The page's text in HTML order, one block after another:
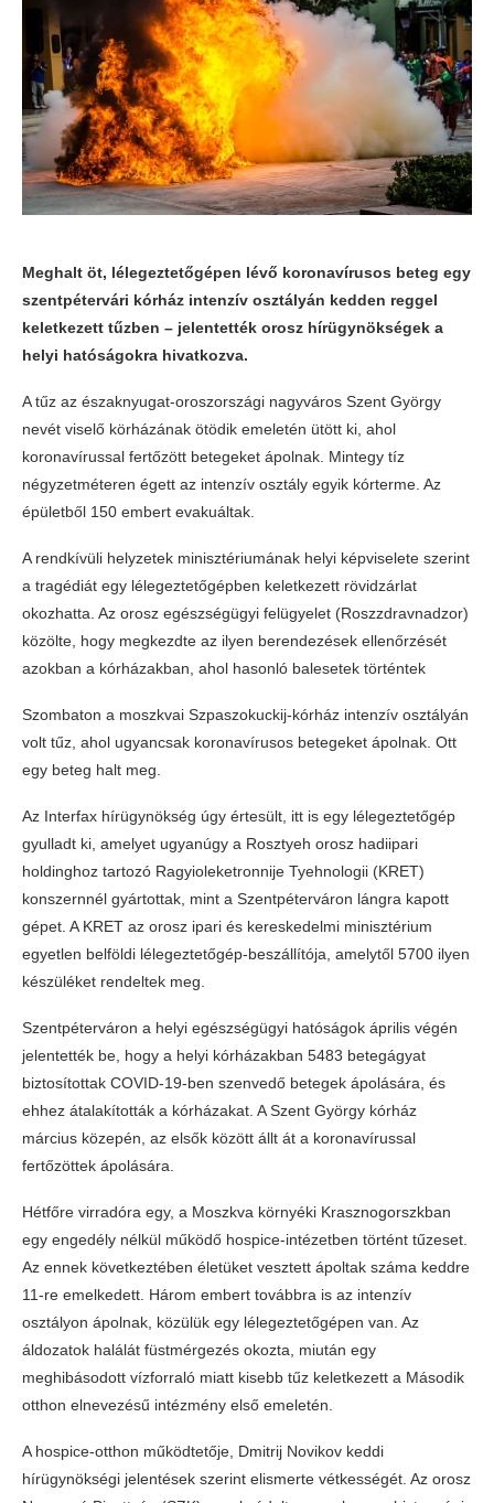
Meghalt öt, lélegeztetőgépen lévő koronavírusos beteg egy
szentpétervári kórház intenzív osztályán kedden reggel
keletkezett tűzben – jelentették orosz hírügynökségek a
helyi hatóságokra hivatkozva.
A tűz az északnyugat-oroszországi nagyváros Szent György
nevét viselő körházának ötödik emeletén ütött ki, ahol
koronavírussal fertőzött betegeket ápolnak. Mintegy tíz
négyzetméteren égett az intenzív osztály egyik kórterme. Az
épületből 150 embert evakuáltak.
A rendkívüli helyzetek minisztériumának helyi képviselete szerint
a tragédiát egy lélegeztetőgépben keletkezett rövidzárlat
okozhatta. Az orosz egészségügyi felügyelet (Roszzdravnadzor)
közölte, hogy megkezdte az ilyen berendezések ellenőrzését
azokban a kórházakban, ahol hasonló balesetek történtek
Szombaton a moszkvai Szpaszokuckij-kórház intenzív osztályán
volt tűz, ahol ugyancsak koronavírusos betegeket ápolnak. Ott
egy beteg halt meg.
Az Interfax hírügynökség úgy értesült, itt is egy lélegeztetőgép
gyulladt ki, amelyet ugyanúgy a Rosztyeh orosz hadiipari
holdinghoz tartozó Ragyioleketronnije Tyehnologii (KRET)
konszernnél gyártottak, mint a Szentpéterváron lángra kapott
gépet. A KRET az orosz ipari és kereskedelmi minisztérium
egyetlen belföldi lélegeztetőgép-beszállítója, amelytől 5700 ilyen
készüléket rendeltek meg.
Szentpéterváron a helyi egészségügyi hatóságok április végén
jelentették be, hogy a helyi kórházakban 5483 betegágyat
biztosítottak COVID-19-ben szenvedő betegek ápolására, és
ehhez átalakították a kórházakat. A Szent György kórház
március közepén, az elsők között állt át a koronavírussal
fertőzöttek ápolására.
Hétfőre virradóra egy, a Moszkva környéki Krasznogorszkban
egy engedély nélkül működő hospice-intézetben történt tűzeset.
Az ennek következtében életüket vesztett ápoltak száma keddre
11-re emelkedett. Három embert továbbra is az intenzív
osztályon ápolnak, közülük egy lélegeztetőgépen van. Az
áldozatok halálát füstmérgezés okozta, miután egy
meghibásodott vízforraló miatt kisebb tűz keletkezett a Második
otthon elnevezésű intézmény első emeletén.
A hospice-otthon működtetője, Dmitrij Novikov keddi
hírügynökségi jelentések szerint elismerte vétkességét. Az orosz